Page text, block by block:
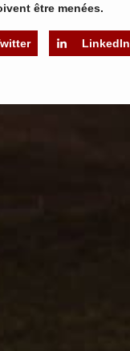
être menées.
LinkedIn